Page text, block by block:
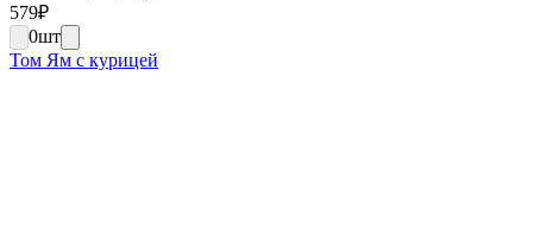
579₽
0шт
Том Ям с курицей